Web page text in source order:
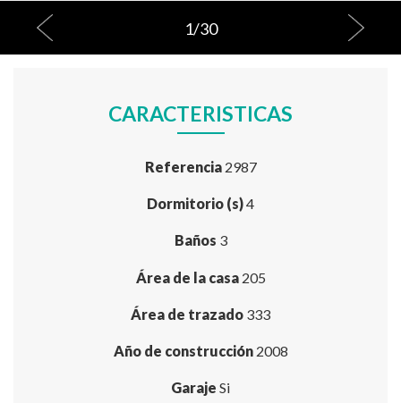
1/30
CARACTERISTICAS
Referencia2987
Dormitorio (s)4
Baños 3
Área de la casa205
Área de trazado 333
Año de construcción2008
Garaje Si